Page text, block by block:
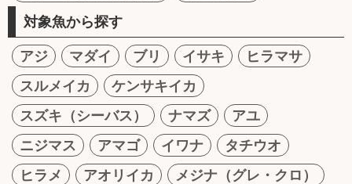
対象魚から探す
アジ マダイ ブリ イサキ
ヒラマサ
スルメイカ
ケンサキイカ
スズキ（シーバス）
ナマズ
アユ
ニジマス
アマゴ イワナ
タチウオ
ヒラメ
アオリイカ
メジナ（グレ・クロ）